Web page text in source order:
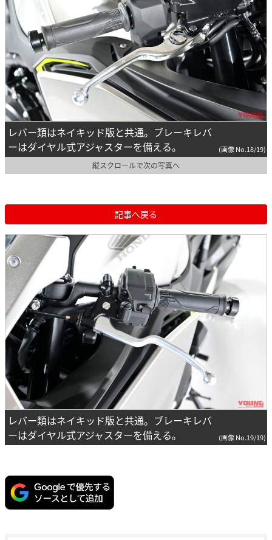
レバー類はネイキッド版と共通。ブレーキレバ
ーはダイヤル式アジャスターを備える。
(画像 No.18/19)
縦スクロールで次の写真へ
記事へ戻る
レバー類はネイキッド版と共通。ブレーキレバ
ーはダイヤル式アジャスターを備える。
(画像 No.19/19)